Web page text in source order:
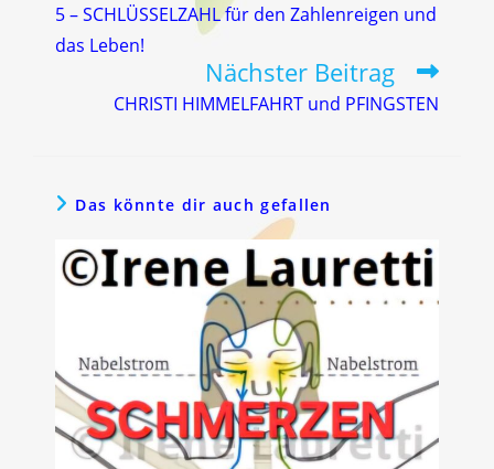
ansehen
5 – SCHLÜSSELZAHL für den Zahlenreigen und
das Leben!
Nächster Beitrag
CHRISTI HIMMELFAHRT und PFINGSTEN
Das könnte dir auch gefallen